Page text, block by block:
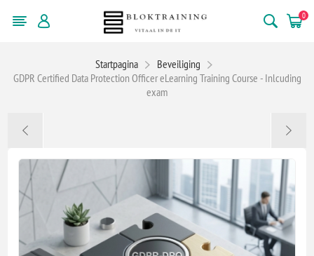
0
Startpagina
Beveiliging
GDPR Certified Data Protection Officer eLearning Training Course - Inlcuding
exam